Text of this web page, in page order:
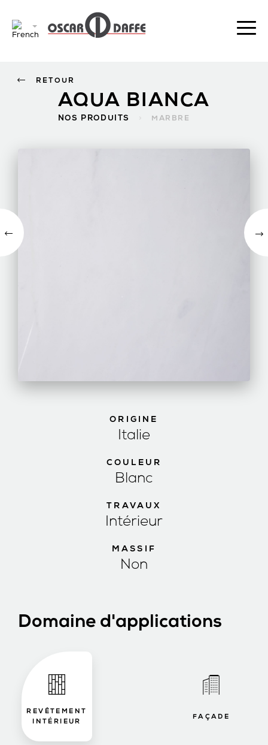
AQUA BIANCA
NOS PRODUITS MARBRE
RETOUR
ORIGINE
Italie
COULEUR
Blanc
TRAVAUX
Intérieur
MASSIF
Non
Domaine d'applications
REVÊTEMENT
INTÉRIEUR
FAÇADE